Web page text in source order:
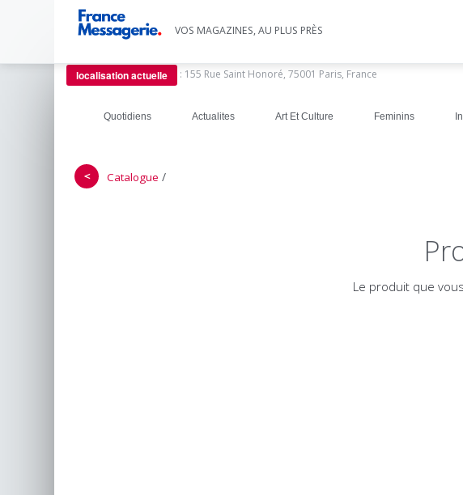
VOS MAGAZINES, AU PLUS PRÈS
localisation actuelle : 155 Rue Saint Honoré, 75001 Paris, France
Quotidiens Actualites Art Et Culture Feminins
＜ Catalogue /
Le produit que